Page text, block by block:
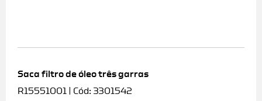
Saca filtro de óleo três garras
R15551001 | Cód: 3301542